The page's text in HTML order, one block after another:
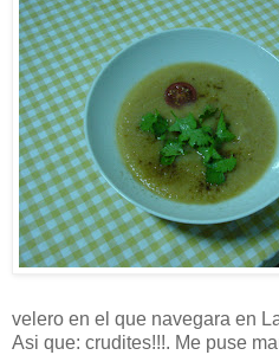
velero en el que navegara en
Asi que: crudites!!!. Me puse